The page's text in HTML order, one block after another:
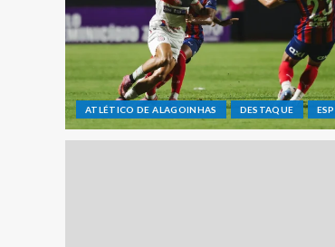
ATLÉTICO DE ALAGOINHAS DESTAQUE